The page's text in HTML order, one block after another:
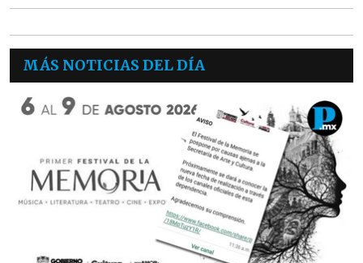
MÁS NOTICIAS DEL DÍA